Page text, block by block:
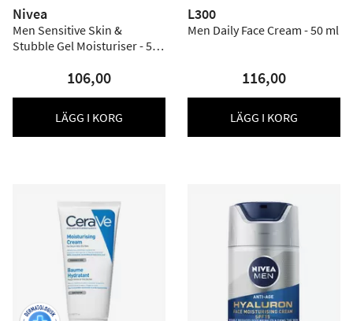
Nivea
Men Sensitive Skin &
Stubble Gel Moisturiser - 50
106,00
LÄGG I KORG
L300
Men Daily Face Cream - 50 ml
116,00
LÄGG I KORG